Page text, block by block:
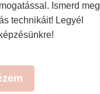
Ismerd meg
technikáit! Legyél